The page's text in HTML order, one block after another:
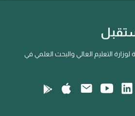
التعليم العالي والبحث العلمي في